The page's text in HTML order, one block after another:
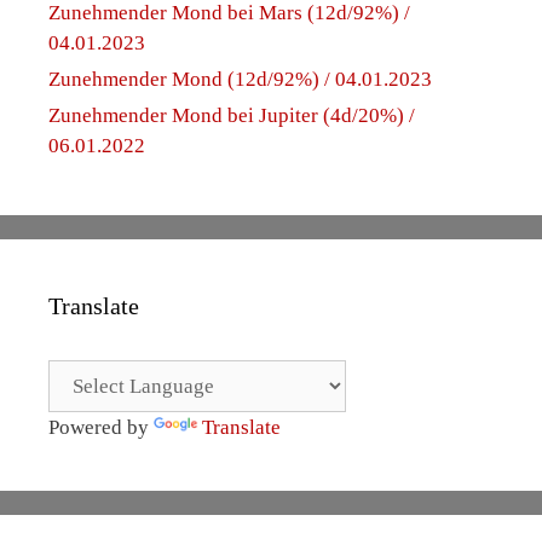
Zunehmender Mond bei Mars (12d/92%) /
04.01.2023
Zunehmender Mond (12d/92%) / 04.01.2023
Zunehmender Mond bei Jupiter (4d/20%) /
06.01.2022
Translate
Powered by Translate